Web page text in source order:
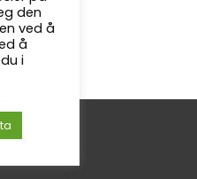
den
ved å
å
i